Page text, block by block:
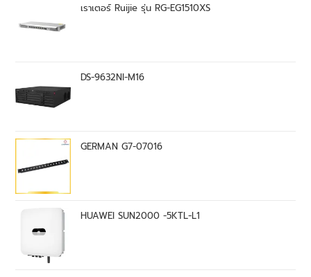
เราเตอร์ Ruijie รุ่น RG-EG1510XS
DS-9632NI-M16
GERMAN G7-07016
HUAWEI SUN2000 -5KTL-L1